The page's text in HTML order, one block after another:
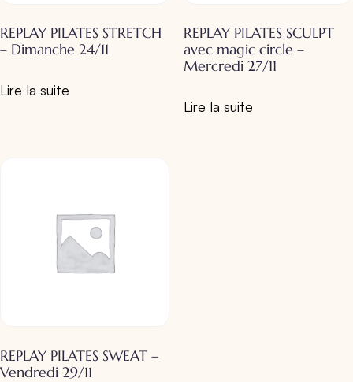
REPLAY PILATES STRETCH
– Dimanche 24/11
Lire la suite
REPLAY PILATES SCULPT
avec magic circle –
Mercredi 27/11
Lire la suite
REPLAY PILATES SWEAT –
Vendredi 29/11